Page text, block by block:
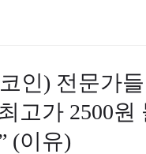
인) 전문가
고가 2500원
(이유)